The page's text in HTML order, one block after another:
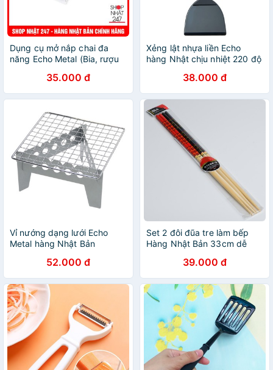
Dụng cụ mở nắp chai đa
năng Echo Metal (Bia, rượu
NHẬT BẢN35.000 đ
Xẻng lật nhựa liền Echo
hàng Nhật chịu nhiệt 220 độ
38.000 đ
Vỉ nướng dạng lưới Echo
Metal hàng Nhật Bản
52.000 đ
Set 2 đôi đũa tre làm bếp
Hàng Nhật Bản 33cm dễ
nấu, chiên rán đồ ăn
39.000 đ